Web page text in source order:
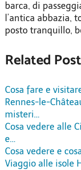
barca, di
l’antica abbazia,
posto tranquillo,
Related
Cosa fare e
Rennes-le-
misteri…
Cosa vedere alle
e…
Cosa vedere e
Viaggio alle isole